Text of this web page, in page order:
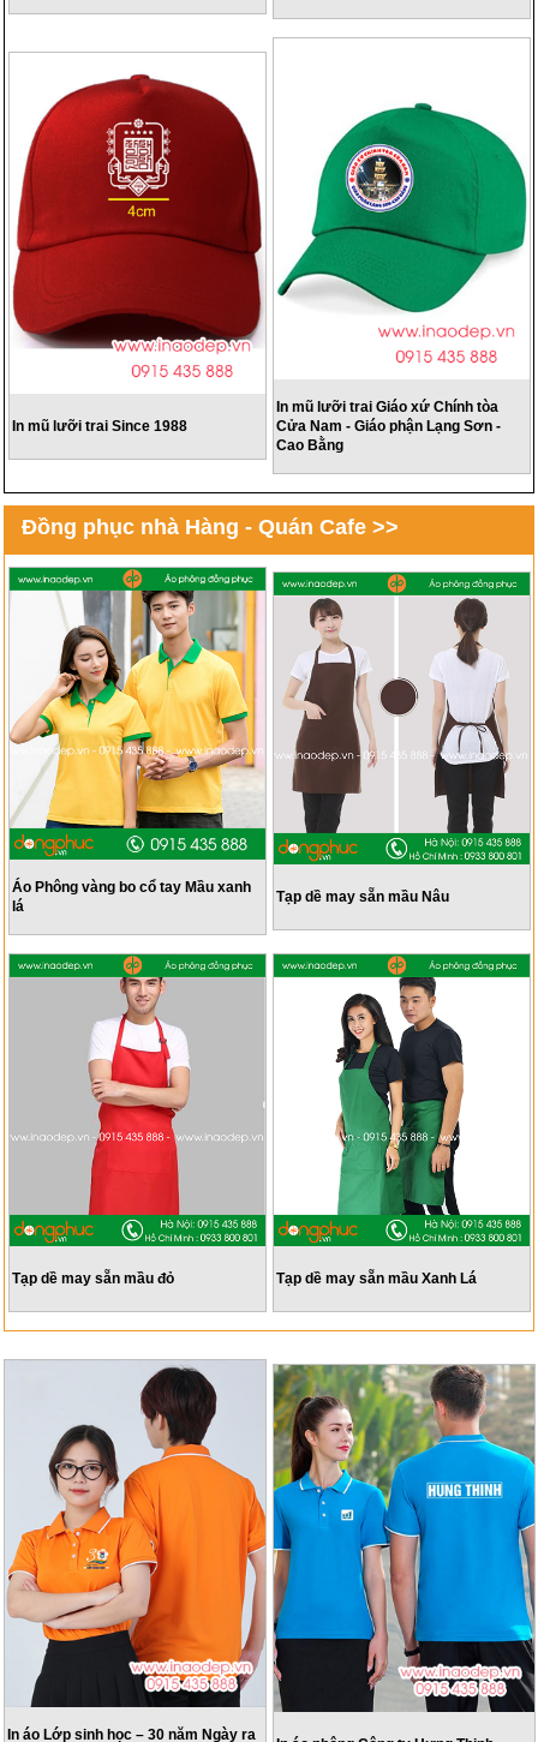
In mũ lưỡi trai Since 1988
In mũ lưỡi trai Giáo xứ Chính tòa
Cửa Nam - Giáo phận Lạng Sơn -
Cao Bằng
Đồng phục nhà Hàng - Quán Cafe >>
Áo Phông vàng bo cổ tay Mầu xanh
lá
Tạp dề may sẵn mầu Nâu
Tạp dề may sẵn mầu đỏ Tạp dề may sẵn mầu Xanh Lá
In áo Lớp sinh học – 30 năm Ngày ra